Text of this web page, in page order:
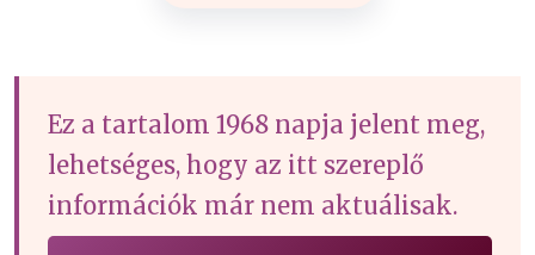
Ez a tartalom 1968 napja jelent meg,
lehetséges, hogy az itt szereplő
információk már nem aktuálisak.